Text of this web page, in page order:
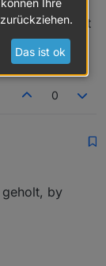
! - Die Arbeit
0
2020, 17:48
geholt, by
Ihre
Das ist ok